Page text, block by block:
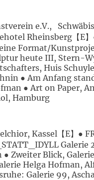
e.V.,
Rheinsberg【
Format/
heute III, Stern-
Huis
● Am Anfang
● Art on Paper,
Hamburg
Kassel【E】●
Zweiter Blick,
Helga Hofman,
Galerie 99,